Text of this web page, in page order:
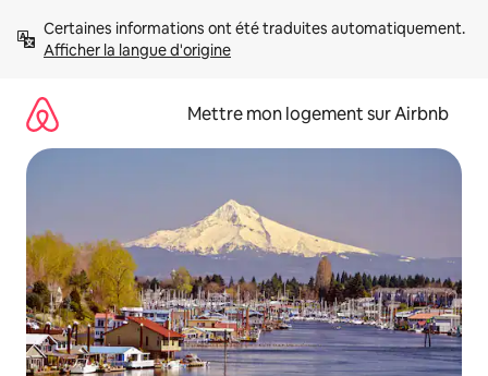
directement
Afficher la langue d'origine
Mettre mon logement sur Airbnb